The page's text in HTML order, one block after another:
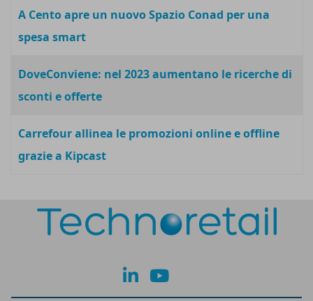
A Cento apre un nuovo Spazio Conad per una
spesa smart
DoveConviene: nel 2023 aumentano le ricerche di
sconti e offerte
Carrefour allinea le promozioni online e offline
grazie a Kipcast
lk yt